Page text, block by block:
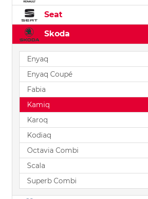
Seat
Skoda
Enyaq
Enyaq Coupé
Fabia
Kamiq
Karoq
Kodiaq
Octavia Combi
Scala
Superb Combi